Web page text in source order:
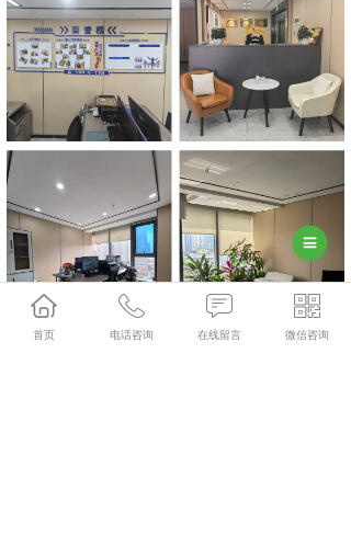
首页 电话咨询 在线留言 微信咨询